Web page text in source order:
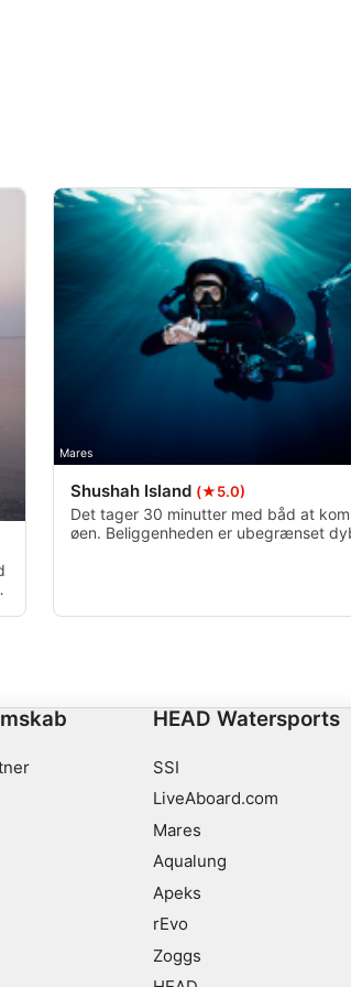
Mares
Shushah Island (★5.0)
Det tager 30 minutter med båd at
øen. Beliggenheden er ubegrænset
HEAD Watersports
SSI
LiveAboard.com
Mares
Aqualung
Apeks
rEvo
Zoggs